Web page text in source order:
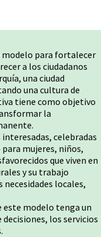
para fortalecer
a los ciudadanos
una ciudad
una cultura de
tiene como objetivo
la
celebradas
mujeres, niños,
que viven en
y su trabajo
locales,
modelo tenga un
los servicios